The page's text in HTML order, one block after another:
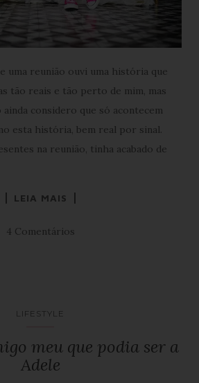
uma reunião ouvi uma história que
tão reais e tão perto de mim, mas
considero que só acontecem
esta história, bem real por sinal.
na reunião, tinha acabado de
LEIA MAIS
4 Comentários
LIFESTYLE
meu que podia ser a
Adele